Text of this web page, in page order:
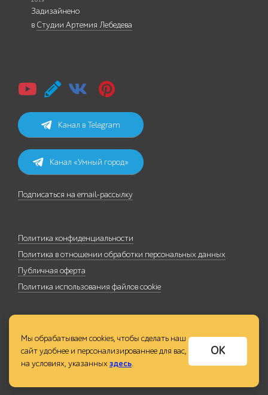
Задизайнено
в Студии Артемия Лебедева
Канал в Telegram
Канал «Умный город»
Подписаться на email-рассылку
Политика конфиденциальности
Политика в отношении обработки персональных данных
Публичная оферта
Политика использования файлов cookie
Мы обрабатываем cookies, чтобы сделать наш
сайт удобнее и персонализированнее для вас,
на условиях, указанныхздесь.
ОК